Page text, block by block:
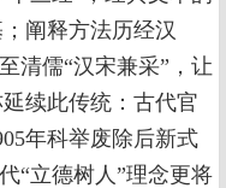
阐释方法历经汉
清儒“汉宋兼采”，让
续此传统：古代官
年科举废除后新式
“立德树人”理念更将